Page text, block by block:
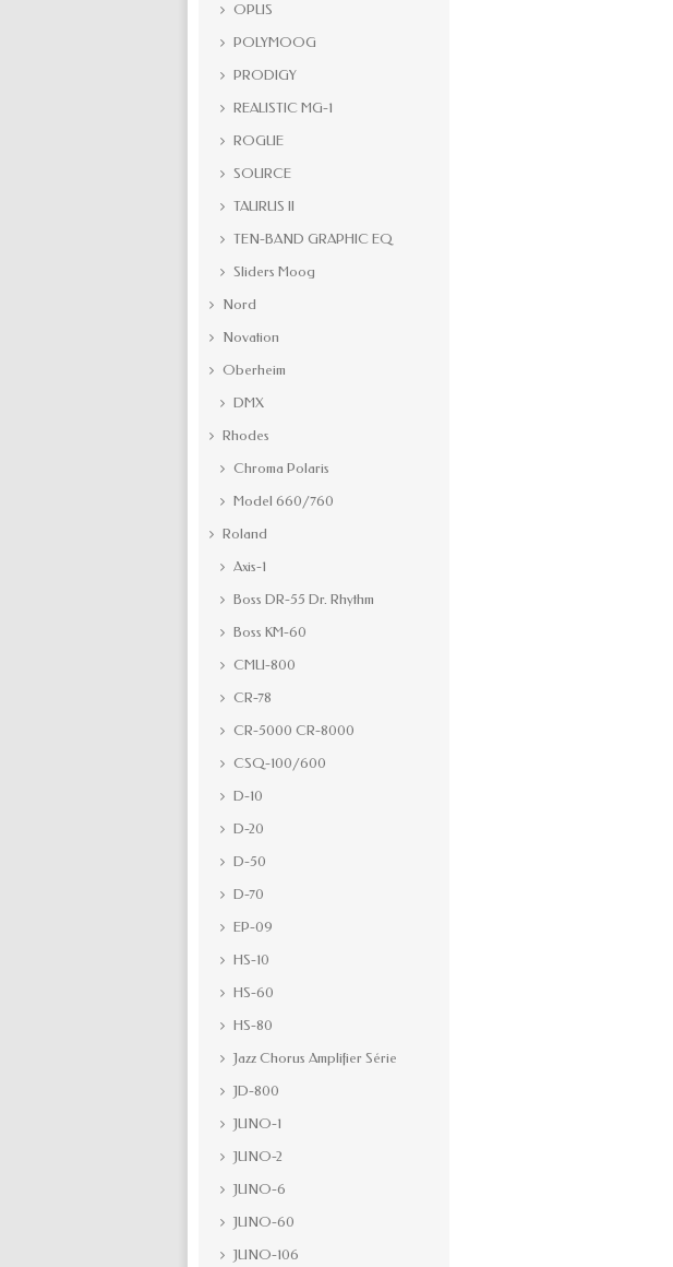
OPUS
POLYMOOG
PRODIGY
REALISTIC MG-1
ROGUE
SOURCE
TAURUS II
TEN-BAND GRAPHIC EQ
Sliders Moog
Nord
Novation
Oberheim
DMX
Rhodes
Chroma Polaris
Model 660/760
Roland
Axis-1
Boss DR-55 Dr. Rhythm
Boss KM-60
CMU-800
CR-78
CR-5000 CR-8000
CSQ-100/600
D-10
D-20
D-50
D-70
EP-09
HS-10
HS-60
HS-80
Jazz Chorus Amplifier Série
JD-800
JUNO-1
JUNO-2
JUNO-6
JUNO-60
JUNO-106